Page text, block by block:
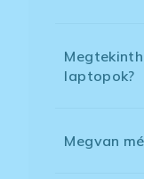
laptopok?
Megvan